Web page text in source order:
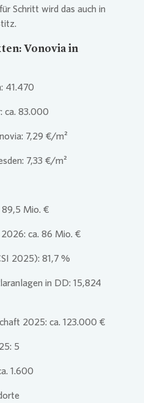
Schritt wird das auch in
Vonovia in
41.470
ca. 83.000
: 7,29 €/m²
7,33 €/m²
Mio. €
ca. 86 Mio. €
2025): 81,7 %
in DD: 15,824
2025: ca. 123.000 €
5
1.600